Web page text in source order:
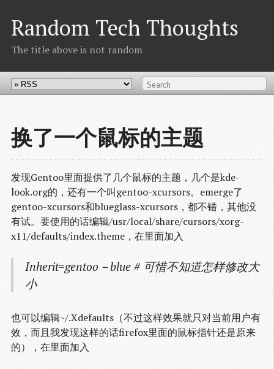
Random Tech Thoughts
The title above is not random
换了一个鼠标的主题
发现Gentoo里面提供了几个鼠标的主题，几个是kde-
look.org的，还有一个叫gentoo-xcursors。emerge了
gentoo-xcursors和blueglass-xcursors，都不错，其他没
有试。要使用的话编辑/usr/local/share/cursors/xorg-
x11/defaults/index.theme，在里面加入
Inherit=gentoo－blue # 可惜不知道怎样修改大
小
也可以编辑~/.Xdefaults（不过这样效果就只对当前用户有
效，而且我发现这样的话firefox里面的鼠标指针还是原来
的），在里面加入